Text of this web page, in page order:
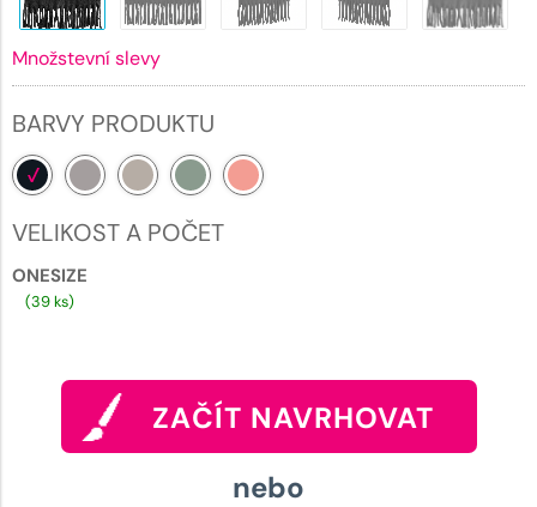
Množstevní slevy
BARVY PRODUKTU
VELIKOST A POČET
ONESIZE
(39 ks)
ZAČÍT NAVRHOVAT
nebo